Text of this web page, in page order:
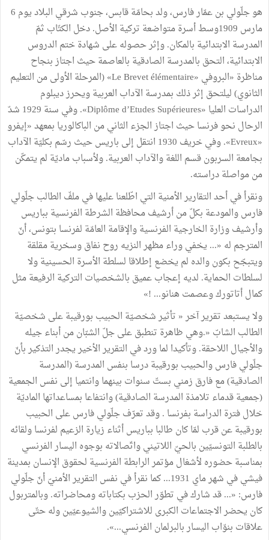
هو جلّولي بن عمّار فارس، ولد بحامّة قابس، جنوب شرقي البلاد يوم 6
مارس 1909وسط أسرة متواضعة تركية الأصل. دخل الكتّاب ثمّ
المدرسة الابتدائية بالمكان. وإثر حصوله على شهادة ختم الدروس
الابتدائية، التحق بالمدرسة الصادقية بالعاصمة حيث اجتاز بنجاح
مناظرة «البروفي «Le Brevet élémentaire» (المرحلة الأولى من التعليم
الثانوي) ليلتحق إثر ذلك بمدرسة الآداب العربية ويحرز ديبلوم
الدراسات العليا «Diplôme d’Etudes Supérieures». وفي سنة 1929 شدّ
الرحال نحو فرنسا حيث اجتاز الجزء الثاني من الباكالوريا بمعهد «إيفرو
«Evreux». وفي خريف 1930 انتقل إلى باريس حيث رسّم بكليّة الآداب
بجامعة السربون قسم اللغة والآداب العربية. ولأسباب ماديّة لم يتمكّن
من مواصلة دراسته.
ونقرأ في أحد التقارير الأمنية التي اطّلعنا عليها في ملفّ الطالب جلّولي
فارس والمودعة بكلّ من أرشيف محافظة الشرطة الفرنسية بباريس
وأرشيف وزارة الخارجية الفرنسية والإقامة العامّة لفرنسا بتونس، أنّ
المترجم له «... يخفي وراء مظهر النزيه روح نفاق وسخرية مقلقة
ويتبجّح بكون والده لم يخضع إطلاقا لسلطة الأسرة الحسينية ولا
لسلطات الحماية. لديه إعجاب عميق بالشخصيات التركية الرفيعة مثل
كمال أتاتورك وعصمت هنانو... !»
ولا يستبعد تقرير آخر « تأثير شخصيّة الحبيب بورقيبة على شخصيّة
الطالب الشابّ «.وهي ظاهرة تنطبق على جلّ الشبّان من أبناء جيله
والأجيال اللاحقة. وتأكيدا لما ورد في التقرير الأخير يجدر التذكير بأنّ
جلّولي فارس والحبيب بورقيبة درسا بنفس المدرسة (المدرسة
الصادقية) مع فارق زمني بستّ سنوات بينهما وانتميا إلى نفس الجمعية
(جمعية قدماء تلامذة المدرسة الصادقية) وانتفاعا بمساعداتها الماديّة
خلال فترة الدراسة بفرنسا . وقد تعرّف جلّولي فارس على الحبيب
بورقيبة عن قرب لمّا كان طالبا بباريس أثناء زيارة الزعيم لفرنسا ولقائه
بالطلبة التونسيّين بالحيّ اللاتيني واتّصالاته بوجوه اليسار الفرنسي
بمناسبة حضوره لأشغال مؤتمر الرابطة الفرنسية لحقوق الإنسان بمدينة
فيشي في شهر ماي 1931... كما نقرأ في نفس التقرير الأمنيّ أنّ جلّولي
فارس: «... قد شارك في تطوّر الحزب بكتاباته ومحاضراته. وبالمتربول
كان يحضر الاجتماعات الكبرى للاشتراكيّين والشيوعيّين وله حتّى
علاقات بنوّاب اليسار بالبرلمان الفرنسي...».